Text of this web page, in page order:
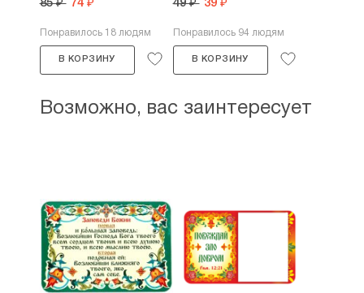
85 ₽ 74 ₽
Понравилось 18 людям
В КОРЗИНУ
49 ₽ 39 ₽
Понравилось 94 людям
В КОРЗИНУ
Возможно, вас заинтересует